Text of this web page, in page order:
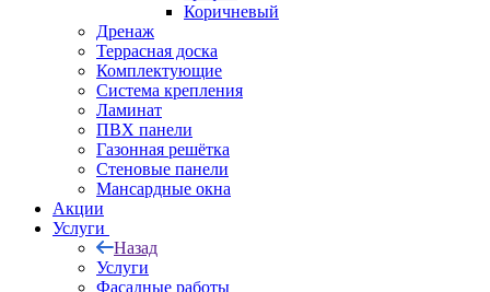
Коричневый
Дренаж
Террасная доска
Комплектующие
Система крепления
Ламинат
ПВХ панели
Газонная решётка
Стеновые панели
Мансардные окна
Акции
Услуги
Назад
Услуги
Фасадные работы